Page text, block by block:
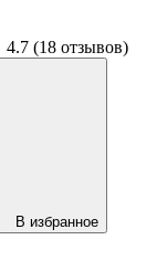
4.7 (18 отзывов)
В избранное